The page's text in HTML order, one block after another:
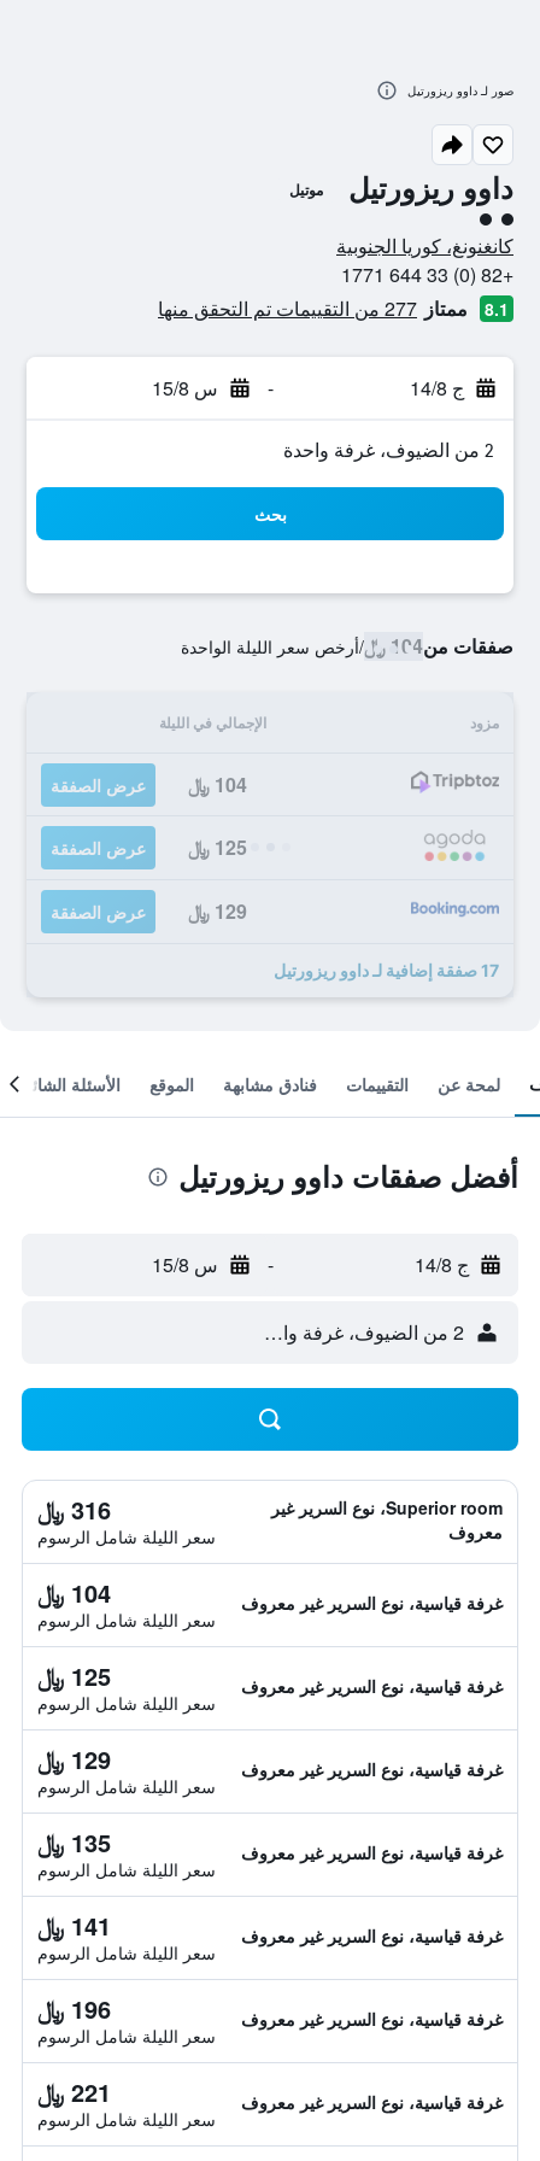
داوو ريزورتيل موتيل
تقييم فئة 2
كانغنونغ، كوريا الجنوبية
+82 (0) 33 644 1771
8.1 ممتاز 277 من التقييمات تم التحقق منها
ج 14/8 - س 15/8
2 من الضيوف، غرفة واحدة
بحث
صفقات من104 ﷼ /أرخص سعر الليلة الواحدة
مزود الإجمالي في الليلة
104 ﷼ عرض الصفقة
125 ﷼ عرض الصفقة
129 ﷼ عرض الصفقة
17 صفقة إضافية لـ داوو ريزورتيل
صور لـ داوو ريزورتيل
لمحة عن التقييمات فنادق مشابهة الموقع الأسئلة الشائعة
أفضل صفقات داوو ريزورتيل
ج 14/8 - س 15/8
2 من الضيوف، غرفة واحدة
Superior room، نوع السرير غير
معروف
316 ﷼
سعر الليلة شامل الرسوم
غرفة قياسية، نوع السرير غير معروف 104 ﷼
سعر الليلة شامل الرسوم
غرفة قياسية، نوع السرير غير معروف 125 ﷼
سعر الليلة شامل الرسوم
غرفة قياسية، نوع السرير غير معروف 129 ﷼
سعر الليلة شامل الرسوم
غرفة قياسية، نوع السرير غير معروف 135 ﷼
سعر الليلة شامل الرسوم
غرفة قياسية، نوع السرير غير معروف 141 ﷼
سعر الليلة شامل الرسوم
غرفة قياسية، نوع السرير غير معروف 196 ﷼
سعر الليلة شامل الرسوم
غرفة قياسية، نوع السرير غير معروف 221 ﷼
سعر الليلة شامل الرسوم